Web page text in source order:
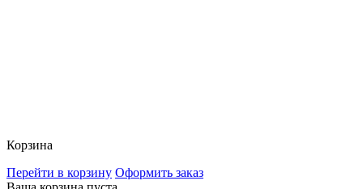
Корзина
Перейти в корзину Оформить заказ